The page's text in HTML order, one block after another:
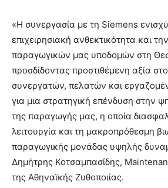
«Η συνεργασία με τη Siemens
επιχειρησιακή ανθεκτικότητα και
παραγωγικών μας υποδομών στη
προσδίδοντας προστιθέμενη αξία
συνεργατών, πελατών και
για μια στρατηγική επένδυση στην
της παραγωγής μας, η οποία
λειτουργία και τη μακροπρόθεσμη
παραγωγικής μονάδας υψηλής
Δημήτρης Κοτσαμπασίδης,
της Αθηναϊκής Ζυθοποιίας.